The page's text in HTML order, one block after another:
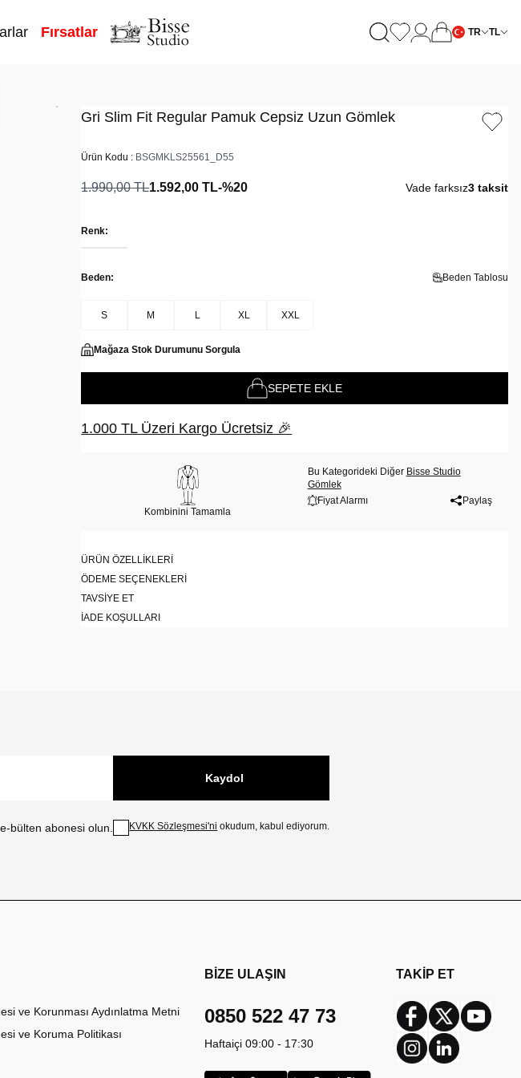
Fırsatlar TR TL
Gri Slim Fit Regular Pamuk Cepsiz Uzun Gömlek
Ürün Kodu : BSGMKLS25561_D55
1.990,00TL1.592,00 TL-%20 Vade farksız3 taksit
Renk:
Beden: Beden Tablosu
S M L XL XXL
Mağaza Stok Durumunu Sorgula
SEPETE EKLE
1.000 TL Üzeri Kargo Ücretsiz 🎉
Kombinini Tamamla
Bu Kategorideki Diğer Bisse Studio
Gömlek
Fiyat Alarmı
Paylaş
ÜRÜN ÖZELLIKLERI
ÖDEME SEÇENEKLERI
TAVSIYE ET
İADE KOŞULLARI
bülten abonesi olun.
Kaydol
KVKK Sözleşmesi'ni okudum, kabul ediyorum.
ve Korunması Aydınlatma Metni
ve Koruma Politikası
BİZE ULAŞIN
0850 522 47 73
Haftaiçi 09:00 - 17:30
TAKİP ET
Facebook
Twitter
InstagramLinkedin